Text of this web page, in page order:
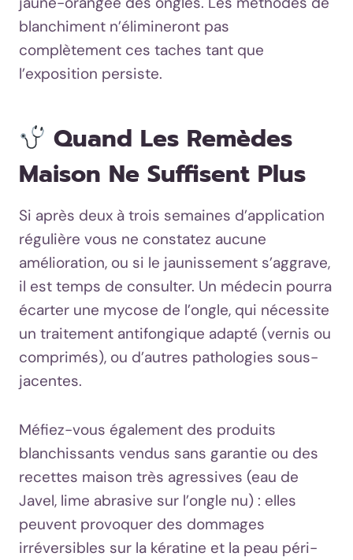
blanchiment n’élimineront pas
complètement ces taches tant que
l’exposition persiste.
Quand Les Remèdes
Maison Ne Suffisent Plus
Si après deux à trois semaines d’application
régulière vous ne constatez aucune
amélioration, ou si le jaunissement s’aggrave,
il est temps de consulter. Un médecin pourra
écarter une mycose de l’ongle, qui nécessite
un traitement antifongique adapté (vernis ou
comprimés), ou d’autres pathologies sous-
jacentes.
Méfiez-vous également des produits
blanchissants vendus sans garantie ou des
recettes maison très agressives (eau de
Javel, lime abrasive sur l’ongle nu) : elles
peuvent provoquer des dommages
irréversibles sur la kératine et la peau péri-